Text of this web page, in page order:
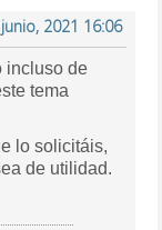
2021 16:06
incluso de
tema
lo solicitáis,
de utilidad.